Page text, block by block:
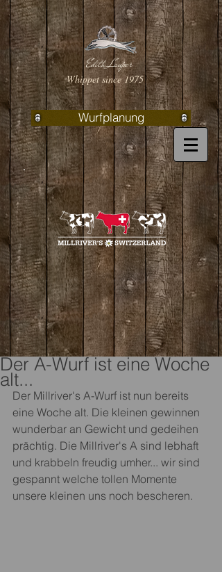
Edith Lauper
Whippet since 1975
Wurfplanung
Der A-Wurf ist eine Woche
alt...
Der Millriver's A-Wurf ist nun bereits
eine Woche alt. Die kleinen gewinnen
wunderbar an Gewicht und gedeihen
prächtig. Die Millriver's A sind lebhaft
und krabbeln freudig umher... wir sind
gespannt welche tollen Momente
unsere kleinen uns noch bescheren.